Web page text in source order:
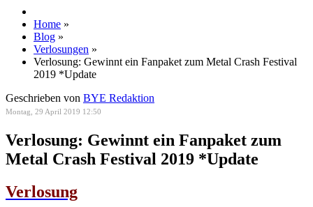
Home »
Blog »
Verlosungen »
Verlosung: Gewinnt ein Fanpaket zum Metal Crash Festival
2019 *Update
Geschrieben von BYE Redaktion
Montag, 29 April 2019 12:50
Verlosung: Gewinnt ein Fanpaket zum
Metal Crash Festival 2019 *Update
Verlosung